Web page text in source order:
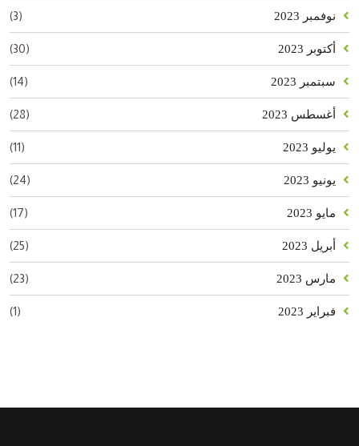
نوفمبر 2023 (3)
أكتوبر 2023 (30)
سبتمبر 2023 (14)
أغسطس 2023 (28)
يوليو 2023 (11)
يونيو 2023 (24)
مايو 2023 (17)
أبريل 2023 (25)
مارس 2023 (23)
فبراير 2023 (1)